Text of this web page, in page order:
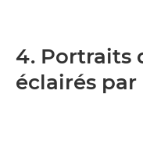
4. Portraits
éclairés